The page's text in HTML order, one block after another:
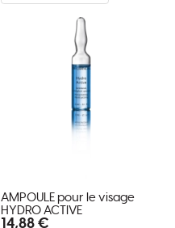
AMPOULE pour le visage
HYDRO ACTIVE
14,88 €